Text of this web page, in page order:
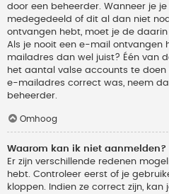
door een beheerder. Wanneer je
medegedeeld of dit al dan niet
ontvangen hebt, moet je de
Als je nooit een e-mail ontvangen
mailadres dan wel juist? Één van
het aantal valse accounts te doen
e-mailadres correct was, neem
beheerder.
Omhoog
Waarom kan ik niet aanmelden?
Er zijn verschillende redenen
hebt. Controleer eerst of je
kloppen. Indien ze correct zijn,